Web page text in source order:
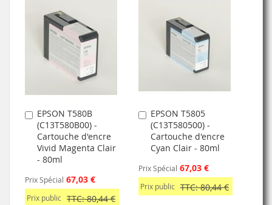
EPSON T580B
(C13T580B00) -
Cartouche d'encre
Vivid Magenta Clair
- 80ml
Prix Spécial 67,03 €
Prix public TTC: 80,44 €
Ajouter
au
panier
EPSON T5805
(C13T580500) -
Cartouche d'encre
Cyan Clair - 80ml
Prix Spécial 67,03 €
Prix public TTC: 80,44 €
Ajouter
au
panier